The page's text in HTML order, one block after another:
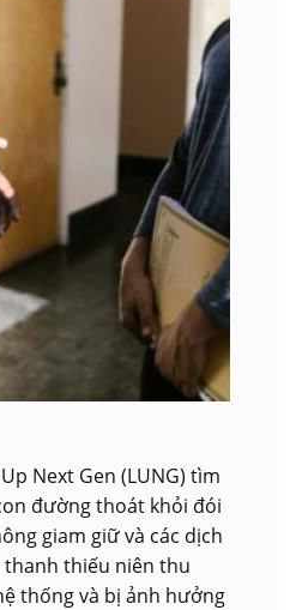
Next Gen (LUNG) tìm
đường thoát khỏi đói
giam giữ và các dịch
thiếu niên thu
thống và bị ảnh hưởng